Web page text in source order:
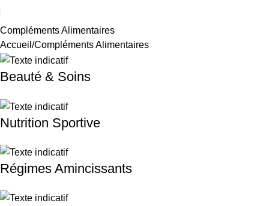
Compléments Alimentaires
Accueil Compléments Alimentaires
Beauté & Soins
Nutrition Sportive
Régimes Amincissants